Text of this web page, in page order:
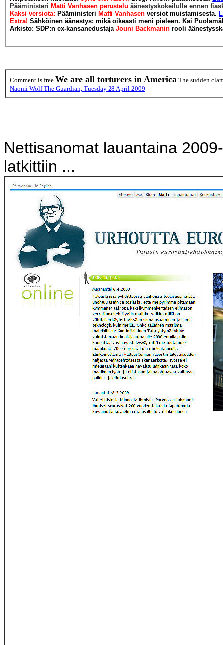
Pääministeri Matti Vanhasen perustelu äänestyskokeilulle ennen
Kaksi versiota: Pääministeri Matti Vanhasen versiot muistamisesta.
Extra! Sähköinen äänestys: mikä oikeasti meni pieleen. Kai
Arkisto: SDP:n ex-kansanedustaja Jouni Backmanin rooli
Comment is free We are all torturers in America The sudden
Naomi Wolf The Guardian, Tuesday 28 April 2009
Nettisanomat lauantaina
latkittiin ...